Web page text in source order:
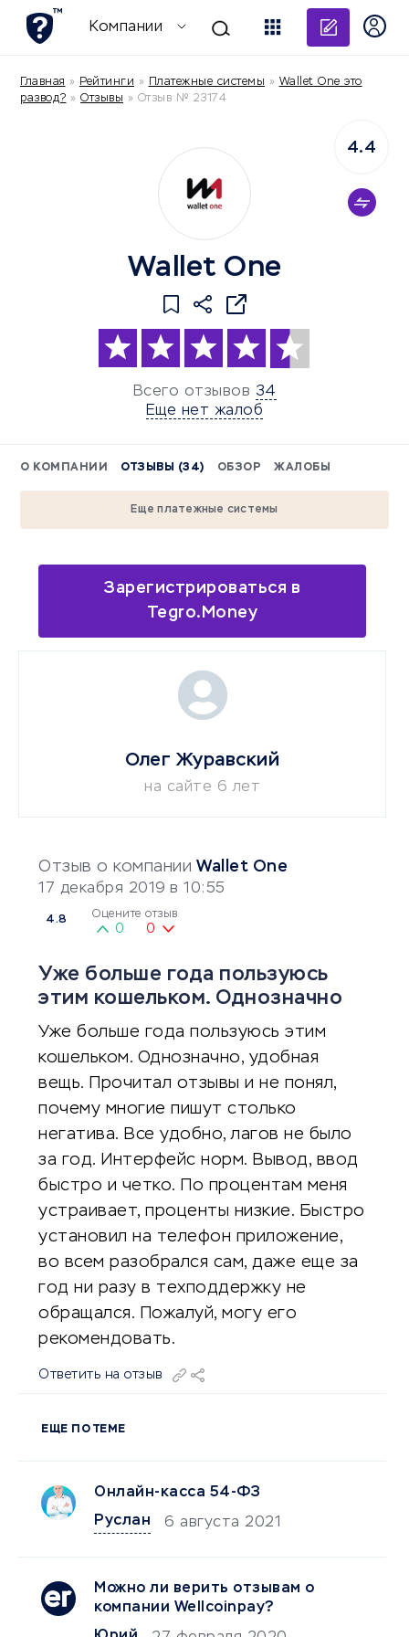
Компании
Главная » Рейтинги » Платежные системы » Wallet One это
развод? » Отзывы » Отзыв № 23174
Wallet One
Всего отзывов 34
Еще нет жалоб
4.4
О КОМПАНИИ ОТЗЫВЫ (34) ОБЗОР ЖАЛОБЫ
Еще платежные системы
Зарегистрироваться в
Tegro.Money
Отзыв о компании Wallet One
17 декабря 2019 в 10:55
4.8 Оцените отзыв
0 0
Уже больше года пользуюсь
этим кошельком. Однозначно
Уже больше года пользуюсь этим
кошельком. Однозначно, удобная
вещь. Прочитал отзывы и не понял,
почему многие пишут столько
негатива. Все удобно, лагов не было
за год. Интерфейс норм. Вывод, ввод
быстро и четко. По процентам меня
устраивает, проценты низкие. Быстро
установил на телефон приложение,
во всем разобрался сам, даже еще за
год ни разу в техподдержку не
обращался. Пожалуй, могу его
рекомендовать.
Ответить на отзыв
ЕЩЕ ПО ТЕМЕ
Онлайн-касса 54-ФЗ
Руслан
6 августа 2021
Можно ли верить отзывам о
компании Wellcoinpay?
Олег Журавский
на сайте 6 лет